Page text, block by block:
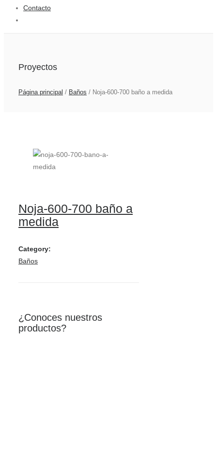
Contacto
Proyectos
Página principal / Baños / Noja-600-700 baño a medida
Noja-600-700 baño a
medida
Category:
Baños
¿Conoces nuestros
productos?